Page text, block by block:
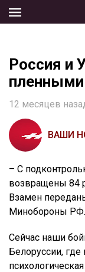
the
Россия и
пленными
12 месяцев
ВАШИ
– С
возвращены 84
Взамен
Минобороны РФ.
Сейчас наши
Белоруссии,